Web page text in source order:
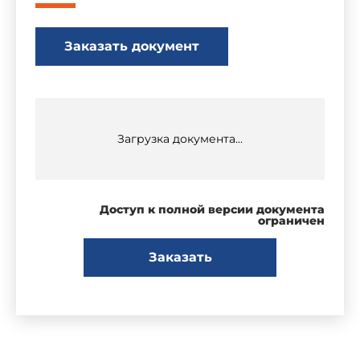
Заказать документ
Загрузка документа...
Доступ к полной версии документа
ограничен
Заказать